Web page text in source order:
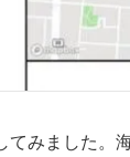
てみました。